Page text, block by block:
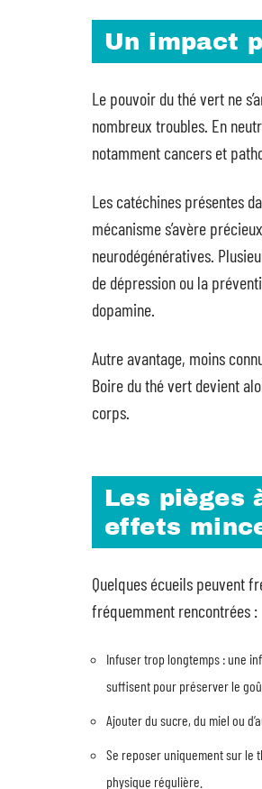
Un impact
Le pouvoir du thé vert ne
nombreux troubles. En
notamment cancers et
Les catéchines présentes
mécanisme s’avère
neurodégénératives.
de dépression ou la
dopamine.
Autre avantage, moins
Boire du thé vert devient
corps.
Les pièges
effets
Quelques écueils peuvent
fréquemment rencontrées :
Infuser trop longtemps : une
suffisent pour préserver le
Ajouter du sucre, du miel ou
Se reposer uniquement sur le
physique régulière.